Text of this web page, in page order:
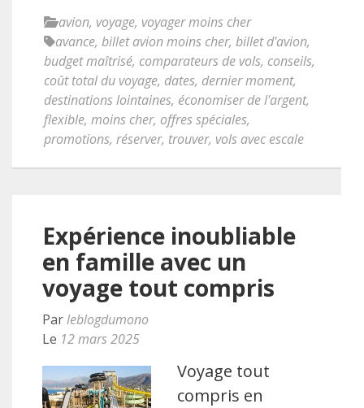
avion, voyage, voyager moins cher
avance, billet avion moins cher, billet d'avion,
budget maîtrisé, comparateurs de vols, conseils,
coût total du voyage, dates, dernier moment,
destinations lointaines, économiser de l'argent,
flexible, moins cher, offres spéciales,
promotions, réserver, trouver, vols avec escale
Expérience inoubliable
en famille avec un
voyage tout compris
Parleblogdumono
Le 12 mars 2025
Voyage tout
compris en